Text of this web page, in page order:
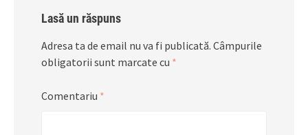
Lasă un răspuns
Adresa ta de email nu va fi publicată. Câmpurile
obligatorii sunt marcate cu *
Comentariu *